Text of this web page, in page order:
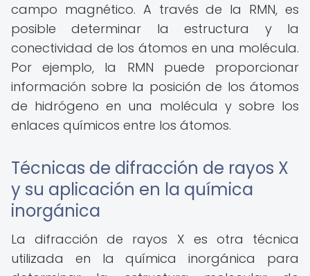
campo magnético. A través de la RMN, es
posible determinar la estructura y la
conectividad de los átomos en una molécula.
Por ejemplo, la RMN puede proporcionar
información sobre la posición de los átomos
de hidrógeno en una molécula y sobre los
enlaces químicos entre los átomos.
Técnicas de difracción de rayos X
y su aplicación en la química
inorgánica
La difracción de rayos X es otra técnica
utilizada en la química inorgánica para